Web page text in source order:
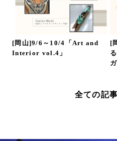
[岡山]9/6～10/4「Art and
Interior vol.4」
[
全ての記